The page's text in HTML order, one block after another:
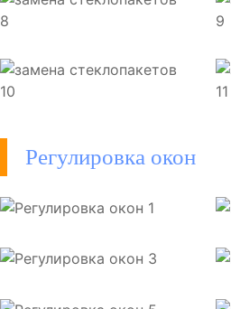
Регулировка окон